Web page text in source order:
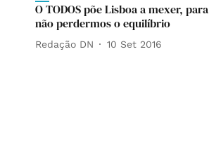
O TODOS põe Lisboa a mexer, para
não perdermos o equilíbrio
Redação DN 10 Set 2016